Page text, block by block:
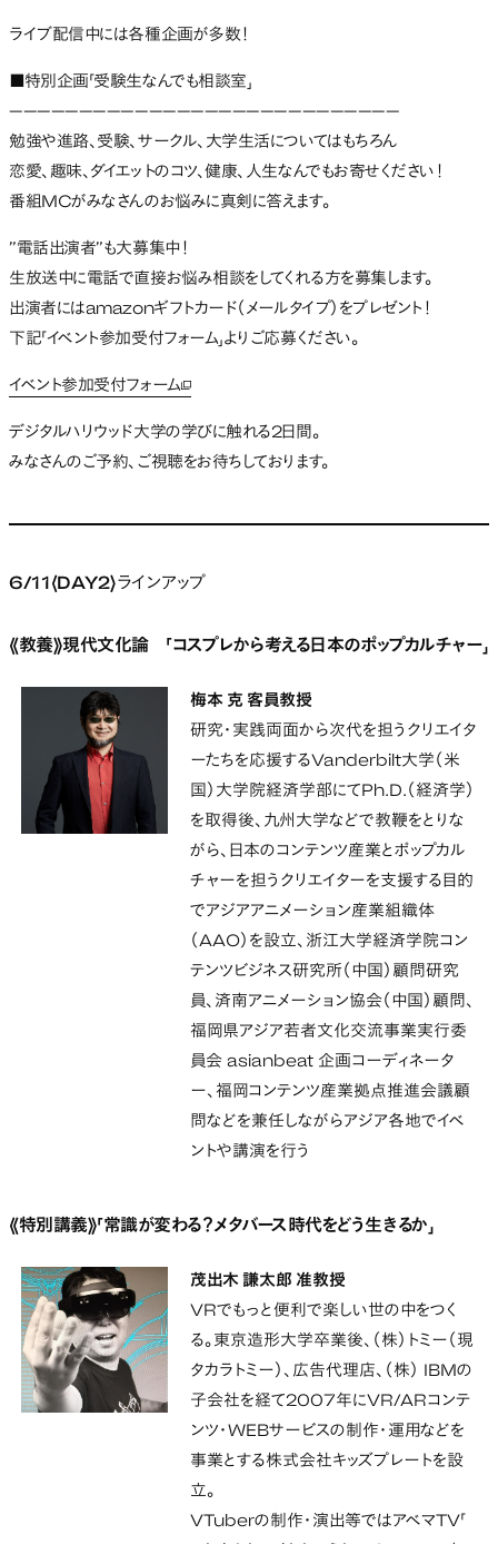
ライブ配信中には各種企画が多数！
■特別企画「受験生なんでも相談室」
————————————————————————————
勉強や進路、受験、サークル、大学生活についてはもちろん
恋愛、趣味、ダイエットのコツ、健康、人生なんでもお寄せください！
番組MCがみなさんのお悩みに真剣に答えます。
”電話出演者”も大募集中！
生放送中に電話で直接お悩み相談をしてくれる方を募集します。
出演者にはamazonギフトカード（メールタイプ）をプレゼント！
下記「イベント参加受付フォーム」よりご応募ください。
イベント参加受付フォーム新しいタブで開く
デジタルハリウッド大学の学びに触れる2日間。
みなさんのご予約、ご視聴をお待ちしております。
6/11〈DAY2〉ラインアップ
《教養》現代文化論 「コスプレから考える日本のポップカルチャー」
梅本 克 客員教授
研究・実践両面から次代を担うクリエイタ
ーたちを応援するVanderbilt大学（米
国）大学院経済学部にてPh.D.（経済学）
を取得後、九州大学などで教鞭をとりな
がら、日本のコンテンツ産業とポップカル
チャーを担うクリエイターを支援する目的
でアジアアニメーション産業組織体
（AAO）を設立、浙江大学経済学院コン
テンツビジネス研究所（中国）顧問研究
員、済南アニメーション協会（中国）顧問、
福岡県アジア若者文化交流事業実行委
員会 asianbeat 企画コーディネータ
ー、福岡コンテンツ産業拠点推進会議顧
問などを兼任しながらアジア各地でイベ
ントや講演を行う
《特別講義》「常識が変わる？メタバース時代をどう生きるか」
茂出木 謙太郎 准教授
VRでもっと便利で楽しい世の中をつく
る。東京造形大学卒業後、（株）トミー（現
タカラトミー）、広告代理店、（株） IBMの
子会社を経て2007年にVR/ARコンテ
ンツ・WEBサービスの制作・運用などを
事業とする株式会社キッズプレートを設
立。
VTuberの制作・演出等ではアベマTV「